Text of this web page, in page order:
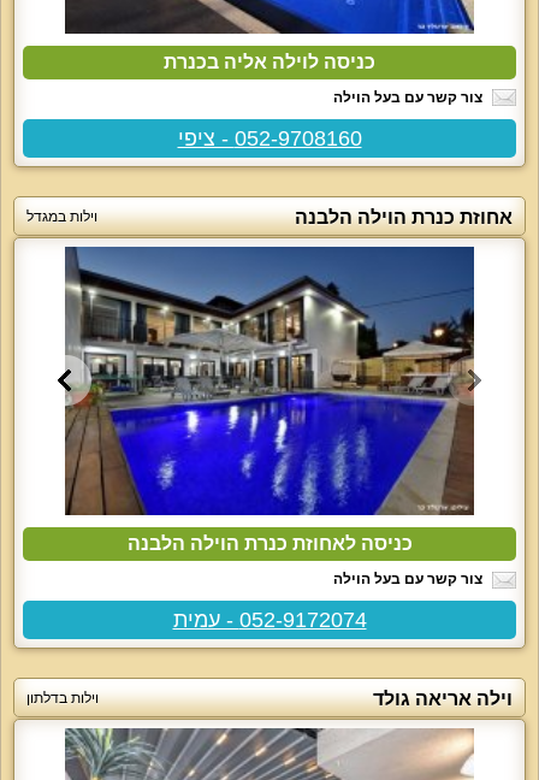
כניסה לוילה אליה בכנרת
צור קשר עם בעל הוילה
052-9708160 - ציפי
אחוזת כנרת הוילה הלבנה וילות במגדל
כניסה לאחוזת כנרת הוילה הלבנה
צור קשר עם בעל הוילה
052-9172074 - עמית
וילה אריאה גולד וילות בדלתון